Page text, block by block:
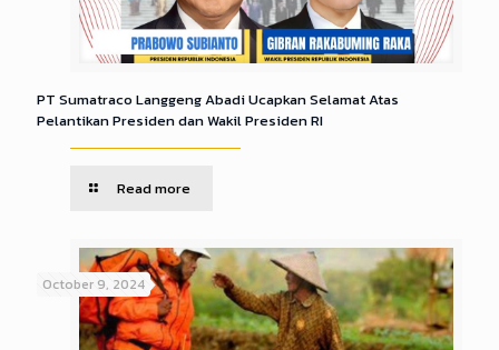
PT Sumatraco Langgeng Abadi Ucapkan Selamat Atas
Pelantikan Presiden dan Wakil Presiden RI
Read more
October 9, 2024